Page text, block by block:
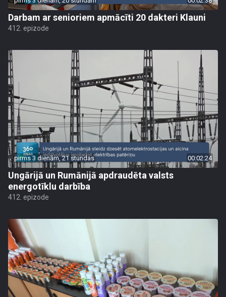
Darbam ar senioriem apmācīti 20 dakteri Klauni
412. epizode
pirms 3 dienām, 21 stundas 00:02:24
Ungārijā un Rumānijā apdraudēta valsts
energotīklu darbība
412. epizode